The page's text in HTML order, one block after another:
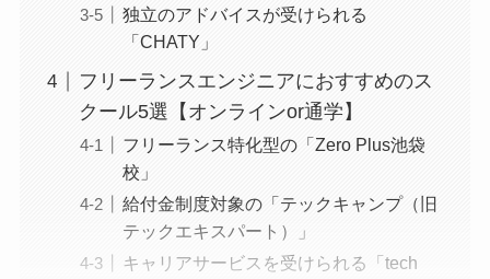
独立のアドバイスが受けられる
「CHATY」
フリーランスエンジニアにおすすめのス
クール5選【オンラインor通学】
フリーランス特化型の「Zero Plus池袋
校」
給付金制度対象の「テックキャンプ（旧
テックエキスパート）」
キャリアサービスを受けられる「tech